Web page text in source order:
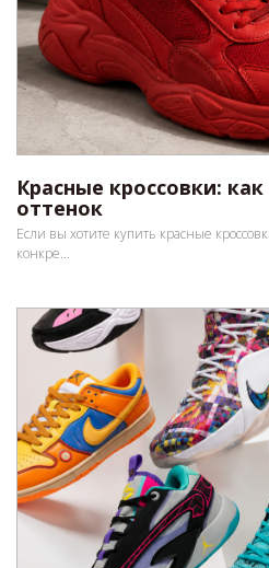
Красные кроссовки:
оттенок
Если вы хотите купить красные
конкре...